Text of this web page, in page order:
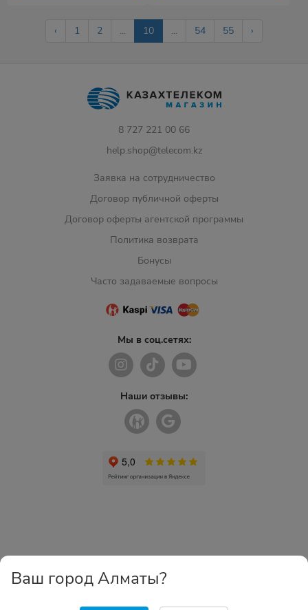
‹ 1 2 ... 10 ... 54 55 ›
8 727 221 00 66
help.shop@telecom.kz
Заявка на сотрудничество
Договор публичной оферты
Договор оферты агентской программы
Политика возврата
Бонусы
Часто задаваемые вопросы
Мы в соц.сетях:
Наши отзывы:
Ваш город Алматы?